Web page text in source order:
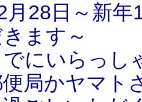
28日～新年
ます～
にいらっし
局かヤマト